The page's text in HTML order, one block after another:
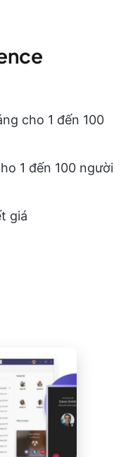
cho 1 đến 100
1 đến 100 người
giá